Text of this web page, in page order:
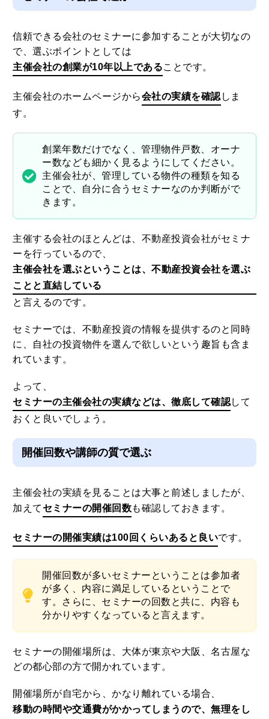
信頼できる会社のセミナーに参加することが大切なの
で、選ぶポイントとしては
主催会社の創業が10年以上であることです。
主催会社のホームページから会社の実績を確認 しま
す。
創業年数だけでなく、管理物件戸数、オーナ
ー数なども細かく見るようにしてください。
主催会社が、管理している物件の種類を知る
ことで、自分に合うセミナーなのか判断がで
きます。
主催する会社のほとんどは、不動産投資会社がセミナ
ーを行っているので、
主催会社を選ぶということは、不動産投資会社を選ぶ
ことと直結している
と言えるのです。
セミナーでは、不動産投資の情報を提供するのと同時
に、自社の投資物件を選んで欲しいという趣旨も含ま
れています。
よって、
セミナーの主催会社の実績などは、徹底して確認して
おくと良いでしょう。
開催回数や講師の質で選ぶ
主催会社の実績を見ることは大事と前述しましたが、
加えて セミナーの開催回数も確認しておきます。
セミナーの開催実績は100回くらいあると良いです。
開催回数が多いセミナーということは参加者
が多く、内容に満足しているということで
す。さらに、セミナーの回数と共に、内容も
分かりやすくなっていると言えます。
セミナーの開催場所は、大体が東京や大阪、名古屋な
どの都心部の方で開かれています。
開催場所が自宅から、かなり離れている場合、
移動の時間や交通費がかかってしまうので、無理をし